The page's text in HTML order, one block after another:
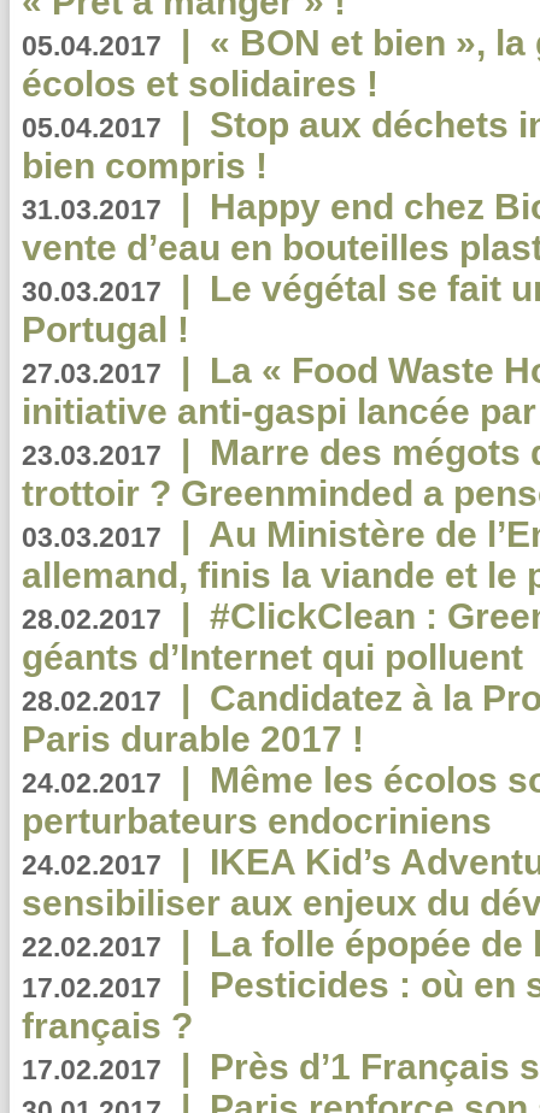
05.04.2017 | « BON et bien »,
écolos et solidaires !
05.04.2017 | Stop aux déchets
bien compris !
31.03.2017 | Happy end chez
vente d’eau en bouteilles
30.03.2017 | Le végétal se fait
Portugal !
27.03.2017 | La « Food Waste
initiative anti-gaspi lancée
23.03.2017 | Marre des mégots
trottoir ? Greenminded a
03.03.2017 | Au Ministère de
allemand, finis la viande et le
28.02.2017 | #ClickClean :
géants d’Internet qui polluent
28.02.2017 | Candidatez à la
Paris durable 2017 !
24.02.2017 | Même les écolos
perturbateurs endocriniens
24.02.2017 | IKEA Kid’s
sensibiliser aux enjeux du
22.02.2017 | La folle épopée de
17.02.2017 | Pesticides : où en
français ?
17.02.2017 | Près d’1 Français